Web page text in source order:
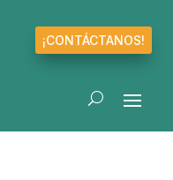
¡CONTÁCTANOS!